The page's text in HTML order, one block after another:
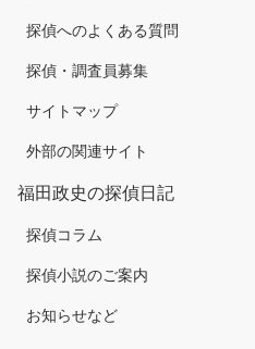
探偵へのよくある質問
探偵・調査員募集
サイトマップ
外部の関連サイト
福田政史の探偵日記
探偵コラム
探偵小説のご案内
お知らせなど